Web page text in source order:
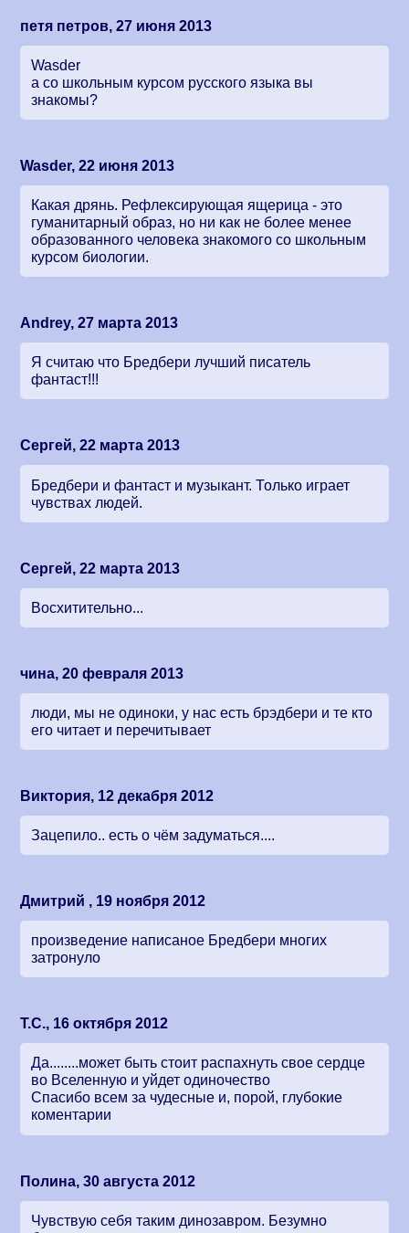
петя петров, 27 июня 2013
Wasder
а со школьным курсом русского языка вы
знакомы?
Wasder, 22 июня 2013
Какая дрянь. Рефлексирующая ящерица - это
гуманитарный образ, но ни как не более менее
образованного человека знакомого со школьным
курсом биологии.
Andrey, 27 марта 2013
Я считаю что Бредбери лучший писатель
фантаст!!!
Сергей, 22 марта 2013
Бредбери и фантаст и музыкант. Только играет
чувствах людей.
Сергей, 22 марта 2013
Восхитительно...
чина, 20 февраля 2013
люди, мы не одиноки, у нас есть брэдбери и те кто
его читает и перечитывает
Виктория, 12 декабря 2012
Зацепило.. есть о чём задуматься....
Дмитрий , 19 ноября 2012
произведение написаное Бредбери многих
затронуло
Т.С., 16 октября 2012
Да........может быть стоит распахнуть свое сердце
во Вселенную и уйдет одиночество
Спасибо всем за чудесные и, порой, глубокие
коментарии
Полина, 30 августа 2012
Чувствую себя таким динозавром. Безумно